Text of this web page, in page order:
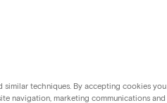
similar techniques. By accepting cookies you
navigation, marketing communications and